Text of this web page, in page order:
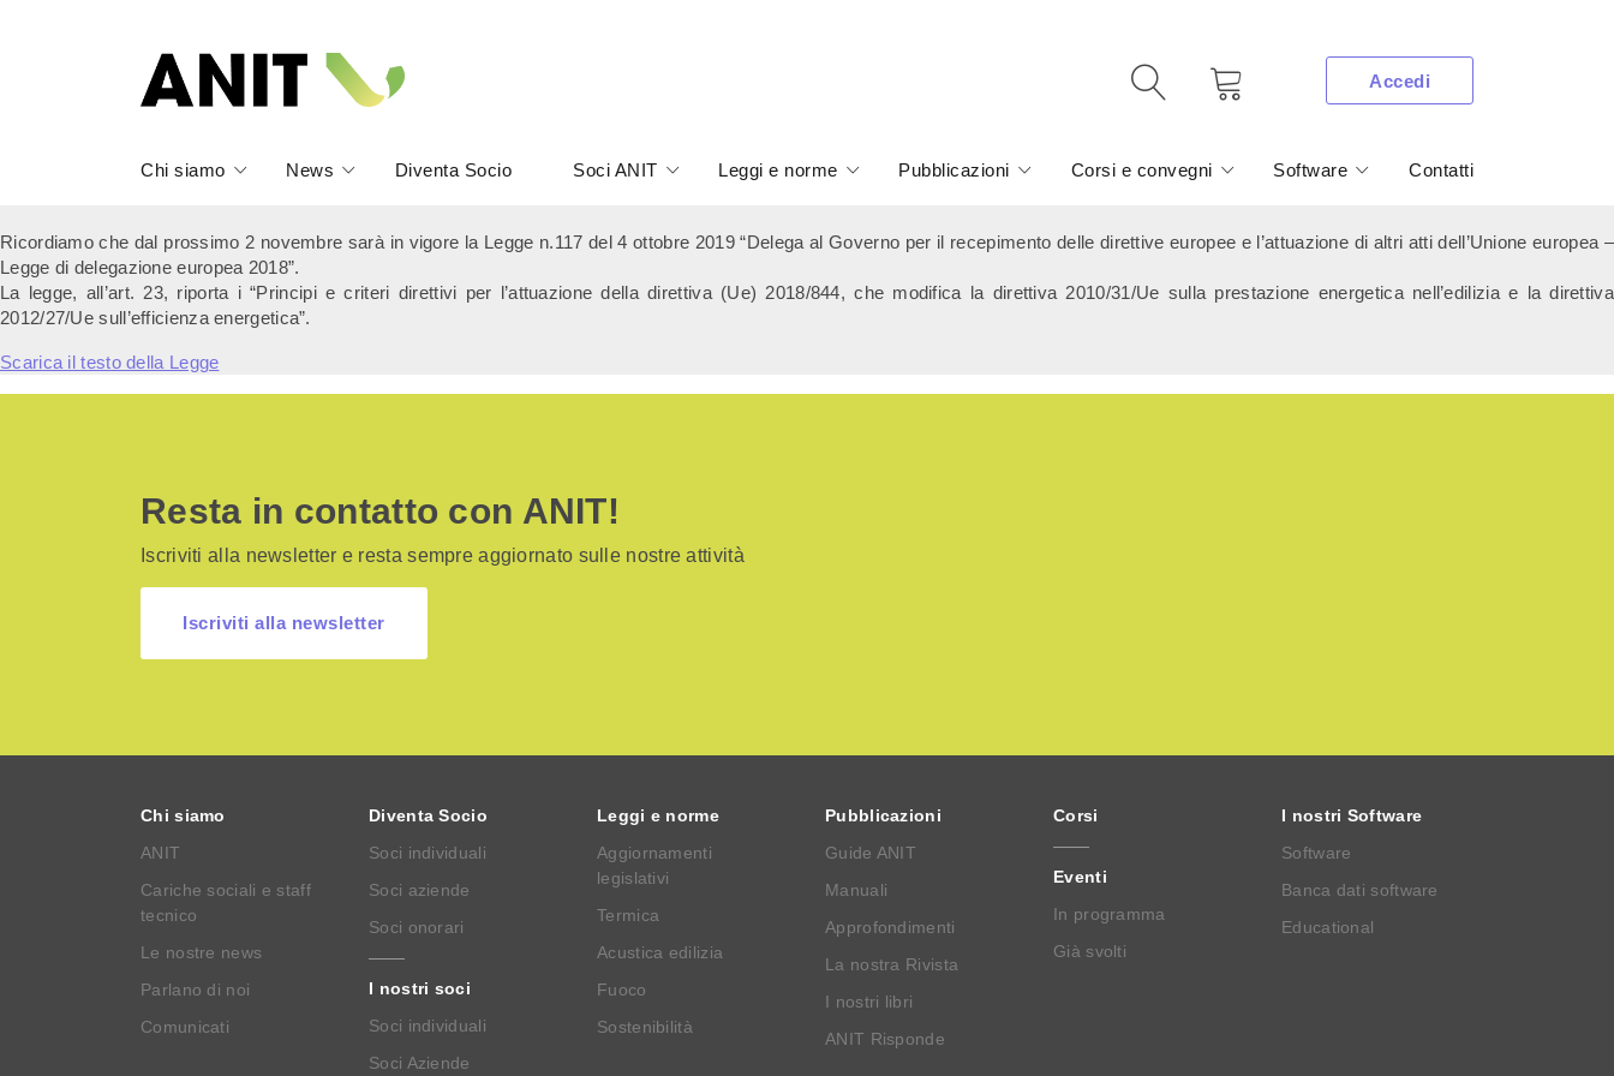
Accedi
Chi siamo News Diventa Socio Soci ANIT Leggi e norme Pubblicazioni Corsi e convegni Software Contatti
Ricordiamo che dal prossimo 2 novembre sarà in vigore la Legge n.117 del 4 ottobre 2019 “Delega al Governo per il recepimento delle direttive europee e l’attuazione di altri atti dell’Unione europea –
Legge di delegazione europea 2018”.
La legge, all’art. 23, riporta i “Principi e criteri direttivi per l’attuazione della direttiva (Ue) 2018/844, che modifica la direttiva 2010/31/Ue sulla prestazione energetica nell’edilizia e la direttiva
2012/27/Ue sull’efficienza energetica”.
Scarica il testo della Legge
Resta in contatto con ANIT!
Iscriviti alla newsletter e resta sempre aggiornato sulle nostre attività
Iscriviti alla newsletter
Chi siamo
ANIT
Cariche sociali e staff
tecnico
Le nostre news
Parlano di noi
Comunicati
Diventa Socio
Soci individuali
Soci aziende
Soci onorari
I nostri soci
Soci individuali
Soci Aziende
Leggi e norme
Aggiornamenti
legislativi
Termica
Acustica edilizia
Fuoco
Sostenibilità
Pubblicazioni
Guide ANIT
Manuali
Approfondimenti
La nostra Rivista
I nostri libri
ANIT Risponde
Corsi
Eventi
In programma
Già svolti
I nostri Software
Software
Banca dati software
Educational